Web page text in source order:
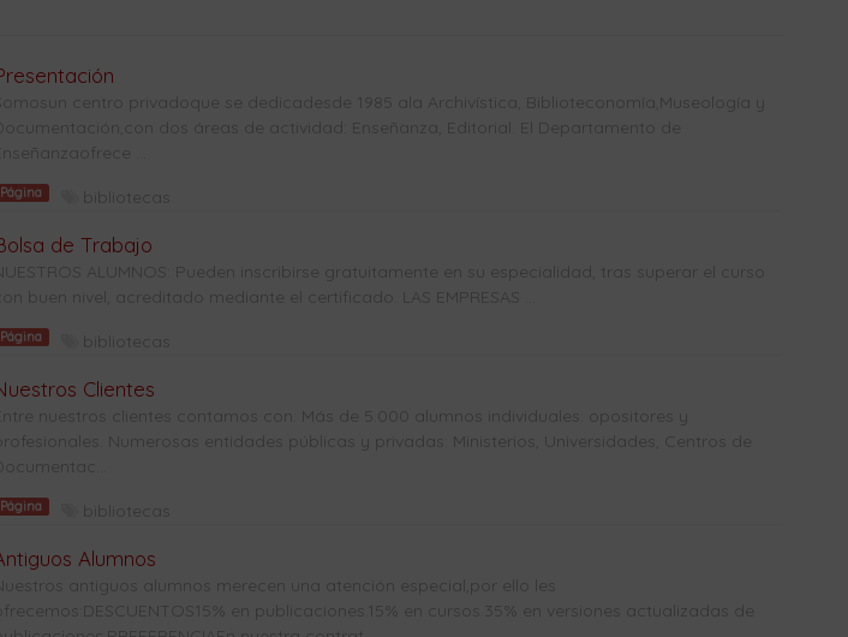
Somosun centro privadoque se dedicadesde 1985 ala Archivística, Biblioteconomía,Museología y
Documentación,con dos áreas de actividad: Enseñanza, Editorial. El Departamento de
...
Página bibliotecas
de Trabajo
ALUMNOS: Pueden inscribirse gratuitamente en su especialidad, tras superar el curso
con buen nivel, acreditado mediante el certificado. LAS EMPRESAS ...
Página bibliotecas
Clientes
nuestros clientes contamos con: Más de 5.000 alumnos individuales: opositores y
Numerosas entidades públicas y privadas: Ministerios, Universidades, Centros de
Documentac...
Página bibliotecas
Alumnos
antiguos alumnos merecen una atención especial,por ello les
ofrecemos:DESCUENTOS15% en publicaciones.15% en cursos.35% en versiones actualizadas de